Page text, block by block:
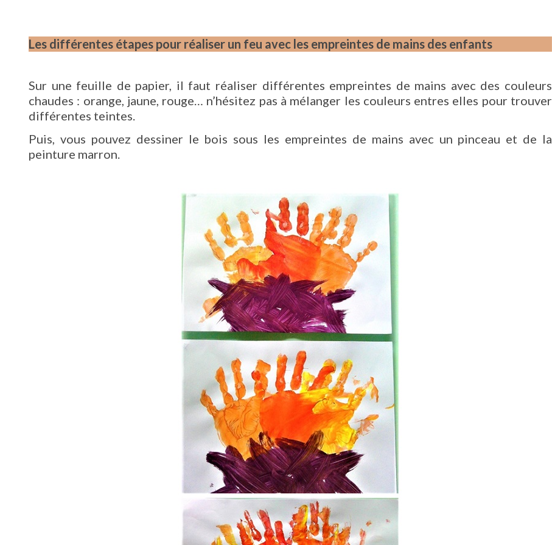
Les différentes étapes pour réaliser un feu avec les empreintes de mains des enfants
Sur une feuille de papier, il faut réaliser différentes empreintes de mains avec des couleurs
chaudes : orange, jaune, rouge… n’hésitez pas à mélanger les couleurs entres elles pour trouver
différentes teintes.
Puis, vous pouvez dessiner le bois sous les empreintes de mains avec un pinceau et de la
peinture marron.